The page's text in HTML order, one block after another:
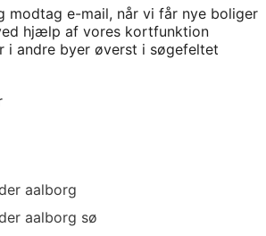
modtag e-mail, når vi får nye boliger
hjælp af vores kortfunktion
i andre byer øverst i søgefeltet
aalborg
aalborg sø